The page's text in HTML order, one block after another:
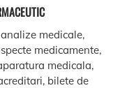
medicale,
medicamente,
medicala,
bilete de